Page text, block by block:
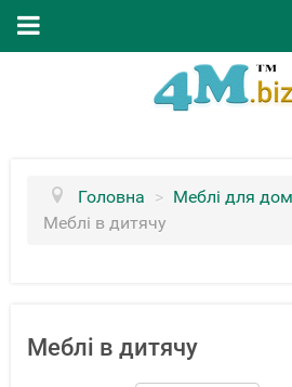
Головна > Меблі для
Меблі в дитячу
Меблі в дитячу